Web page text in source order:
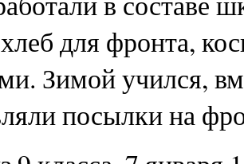
для фронта,
Зимой учился,
посылки на